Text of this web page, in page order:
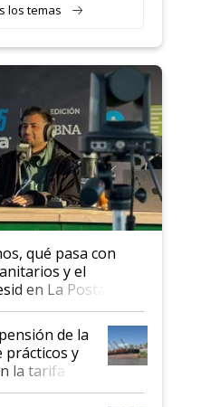
los temas
qué pasa con
y el
en La Posta
de la
prácticos y
la tarifa de